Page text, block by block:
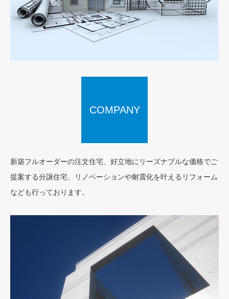
SERVICE
COMPANY
新築フルオーダーの注文住宅、好立地にリーズナブルな価格でご
提案する分譲住宅、リノベーションや耐震化を叶えるリフォーム
なども行っております。